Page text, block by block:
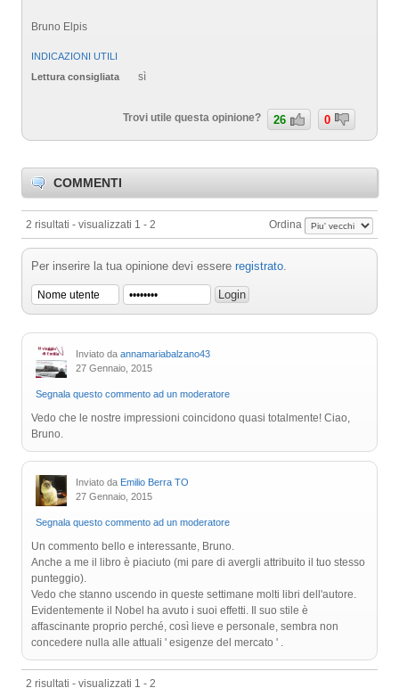
Bruno Elpis
INDICAZIONI UTILI
Lettura consigliata
sì
Trovi utile questa opinione? 26 0
COMMENTI
2 risultati - visualizzati 1 - 2 Ordina
Per inserire la tua opinione devi essere registrato.
Inviato da annamariabalzano43
27 Gennaio, 2015
Segnala questo commento ad un moderatore
Vedo che le nostre impressioni coincidono quasi totalmente! Ciao,
Bruno.
Inviato da Emilio Berra TO
27 Gennaio, 2015
Segnala questo commento ad un moderatore
Un commento bello e interessante, Bruno.
Anche a me il libro è piaciuto (mi pare di avergli attribuito il tuo stesso
punteggio).
Vedo che stanno uscendo in queste settimane molti libri dell'autore.
Evidentemente il Nobel ha avuto i suoi effetti. Il suo stile è
affascinante proprio perché, così lieve e personale, sembra non
concedere nulla alle attuali ' esigenze del mercato ' .
2 risultati - visualizzati 1 - 2